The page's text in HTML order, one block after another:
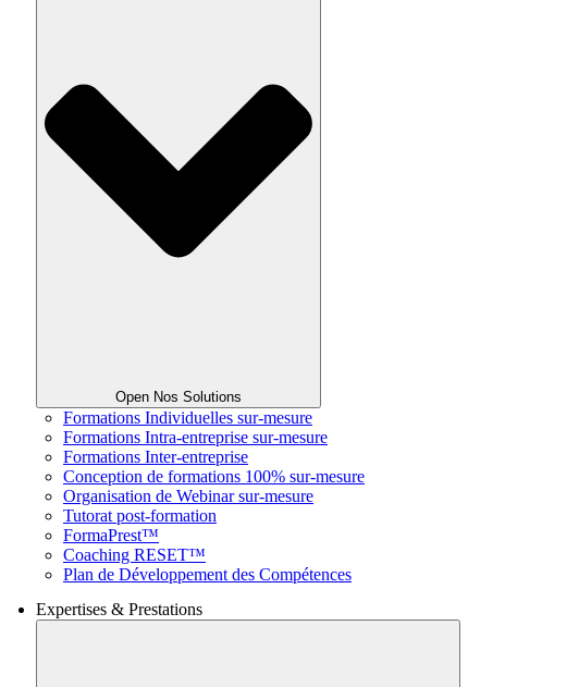
Open Nos Solutions
Formations Individuelles sur-mesure
Formations Intra-entreprise sur-mesure
Formations Inter-entreprise
Conception de formations 100% sur-mesure
Organisation de Webinar sur-mesure
Tutorat post-formation
FormaPrest™
Coaching RESET™
Plan de Développement des Compétences
Expertises & Prestations